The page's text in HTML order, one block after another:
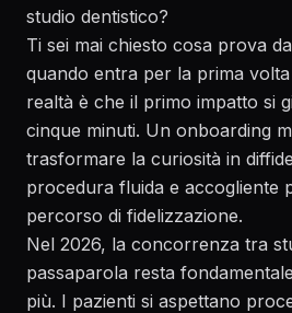
studio dentistico?
Ti sei mai chiesto cosa prova
quando entra per la prima
realtà è che il primo impatto si
cinque minuti. Un onboarding
trasformare la curiosità in
procedura fluida e accogliente
percorso di fidelizzazione.
Nel 2026, la concorrenza tra
passaparola resta
più. I pazienti si aspettano